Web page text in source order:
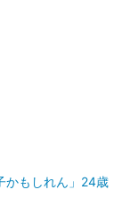
かもしれん」24歳